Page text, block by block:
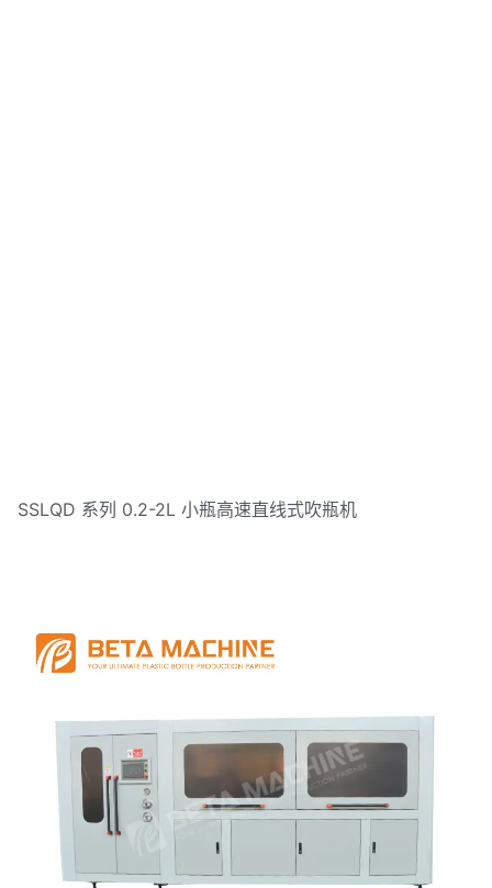
SSLQD 系列 0.2-2L 小瓶高速直线式吹瓶机